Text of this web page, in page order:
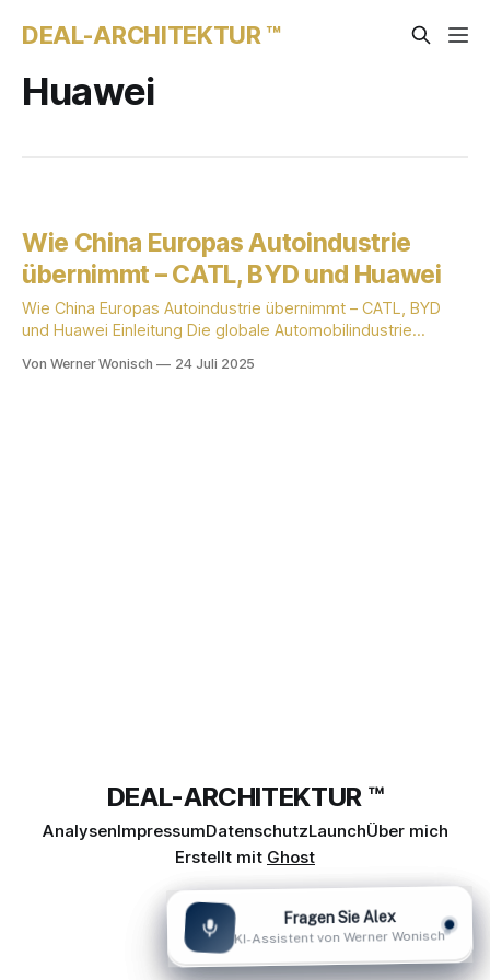
DEAL-ARCHITEKTUR ™
Huawei
Wie China Europas Autoindustrie
übernimmt – CATL, BYD und Huawei
Wie China Europas Autoindustrie übernimmt – CATL, BYD
und Huawei Einleitung Die globale Automobilindustrie
Kräfteverhältnis klar verteilt: Deutsche, japanische und
Von Werner Wonisch 24 Juli 2025
DEAL-ARCHITEKTUR ™
AnalysenImpressumDatenschutzLaunchÜber mich
Erstellt mit Ghost